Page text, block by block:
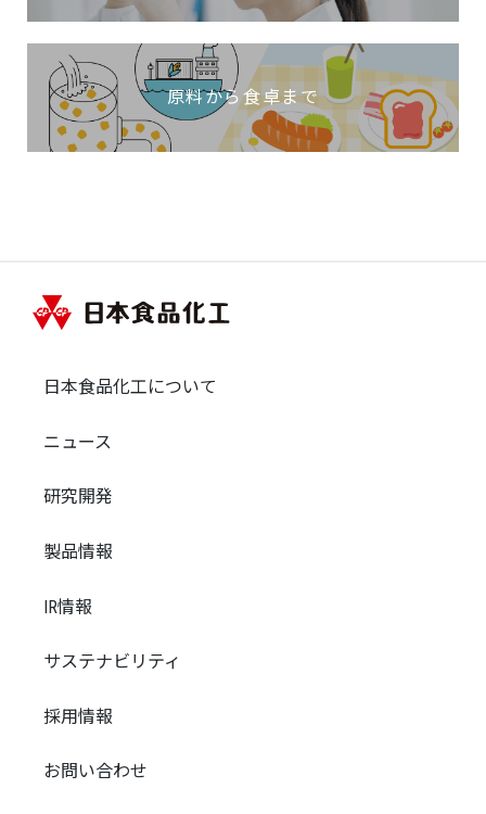
原料から食卓まで
日本食品化工について
ニュース
研究開発
製品情報
IR情報
サステナビリティ
採用情報
お問い合わせ